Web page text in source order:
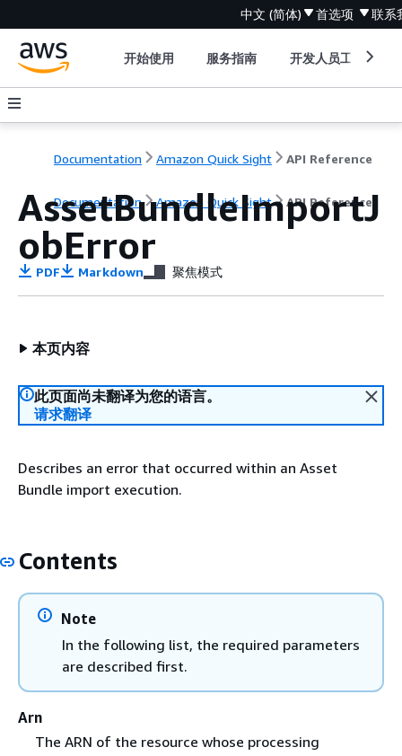
中文 (简体) 首选项 联系
开始使用 服务指南 开发人员工具
Documentation Amazon Quick Sight API Reference
Documentation Amazon Quick Sight API Reference
AssetBundleImportJ
obError
PDF Markdown 聚焦模式
本页内容
此页面尚未翻译为您的语言。
请求翻译
Describes an error that occurred within an Asset
Bundle import execution.
Contents
Note
In the following list, the required parameters
are described first.
Arn
The ARN of the resource whose processing